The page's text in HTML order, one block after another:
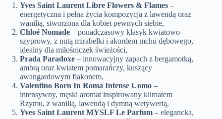
Yves Saint Laurent Libre Flowers & Flames –
energetyczna i pełna życia kompozycja z lawendą oraz
wanilią, stworzona dla kobiet pewnych siebie,
Chloé Nomade – ponadczasowy klasyk kwiatowo-
szyprowy, z nutą mirabelki i akordem mchu dębowego,
idealny dla miłośniczek świeżości,
Prada Paradoxe – innowacyjny zapach z bergamotką,
ambrą oraz kwiatem pomarańczy, kuszący
awangardowym flakonem,
Valentino Born In Roma Intense Uomo –
intensywny, męski aromat inspirowany klimatem
Rzymu, z wanilią, lawendą i dymną wetywerią,
Yves Saint Laurent MYSLF Le Parfum – elegancka,